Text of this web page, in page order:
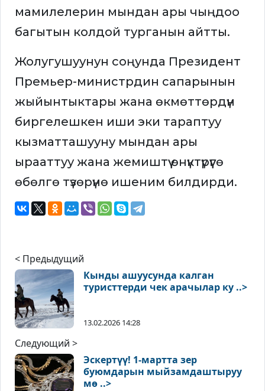
мамилелерин мындан ары чыңдоо
багытын колдой турганын айтты.
Жолугушуунун соңунда Президент
Премьер-министрдин сапарынын
жыйынтыктары жана өкмөттөрдүн
биргелешкен иши эки тараптуу
кызматташууну мындан ары
ырааттуу жана жемиштүү өнүктүрүүгө
өбөлгө түзөрүнө ишеним билдирди.
< Предыдущий
Кынды ашуусунда калган
туристтерди чек арачылар ку ..>
13.02.2026 14:28
Следующий >
Эскертүү! 1-мартта зер
буюмдарын мыйзамдаштыруу
мө ..>